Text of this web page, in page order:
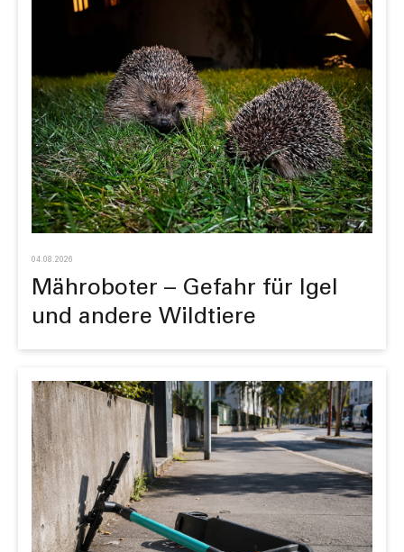
04.08.2026
Mähroboter – Ge­fahr für Igel
und an­de­re Wild­tiere